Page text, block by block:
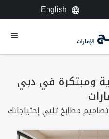
English
ومبتكرة في دبي
مطابخ تلبي إحتياجاتك